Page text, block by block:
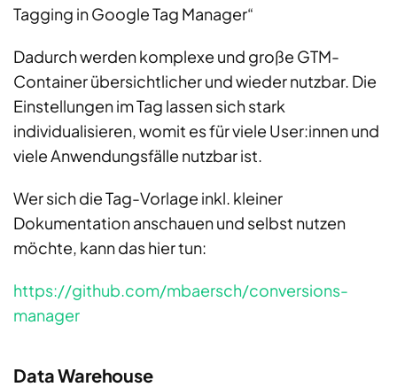
Tagging in Google Tag Manager“
Dadurch werden komplexe und große GTM-
Container übersichtlicher und wieder nutzbar. Die
Einstellungen im Tag lassen sich stark
individualisieren, womit es für viele User:innen und
viele Anwendungsfälle nutzbar ist.
Wer sich die Tag-Vorlage inkl. kleiner
Dokumentation anschauen und selbst nutzen
möchte, kann das hier tun:
https://github.com/mbaersch/conversions-
manager
Data Warehouse